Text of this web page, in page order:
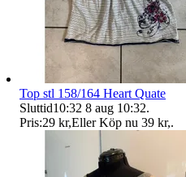
Top stl 158/164 Heart Quate
Sluttid10:32 8 aug 10:32.
Pris:29 kr,Eller Köp nu 39 kr,.